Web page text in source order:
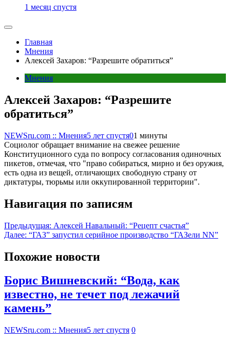
1 месяц спустя
Главная
Мнения
Алексей Захаров: “Разрешите обратиться”
Мнения
Алексей Захаров: “Разрешите
обратиться”
NEWSru.com :: Мнения5 лет спустя01 минуты
Социолог обращает внимание на свежее решение
Конституционного суда по вопросу согласования одиночных
пикетов, отмечая, что "право собираться, мирно и без оружия,
есть одна из вещей, отличающих свободную страну от
диктатуры, тюрьмы или оккупированной территории".
Навигация по записям
Предыдущая: Алексей Навальный: “Рецепт счастья”
Далее: “ГАЗ” запустил серийное производство “ГАЗели NN”
Похожие новости
Борис Вишневский: “Вода, как
известно, не течет под лежачий
камень”
NEWSru.com :: Мнения5 лет спустя 0